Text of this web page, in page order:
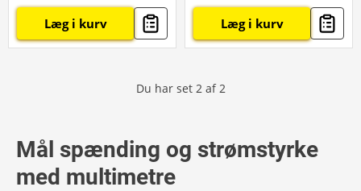
Læg i kurv Læg i kurv
Du har set 2 af 2
Mål spænding og strømstyrke
med multimetre